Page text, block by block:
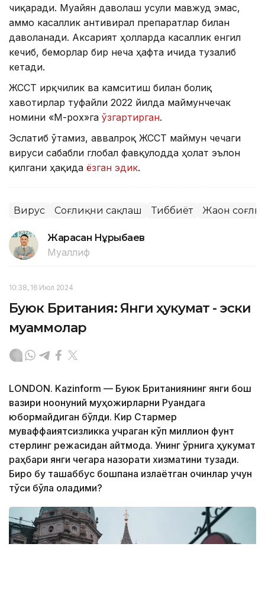
чиқаради. Муайян даволаш усули мавжуд эмас,
аммо касаллик антивирал препаратлар билан
даволанади. Аксарият ҳолларда касаллик енгил
кечиб, беморлар бир неча ҳафта ичида тузалиб
кетади.
ЖССТ ирқчилик ва камситиш билан боғлиқ
хавотирлар туфайли 2022 йилда маймунчечак
номини «М-pox»га ўзгартирган.
Эслатиб ўтамиз, аввалроқ ЖССТ маймун чечаги
вируси сабабли глобал фавқулодда ҳолат эълон
қилгани ҳақида ёзган эдик.
Вирус Соғлиқни сақлаш Тиббиёт Жаҳон
Жарасқан Нұрыбаев
Муаллиф
10:38, 16 Июл 2024
Буюк Британия: Янги ҳукумат - эски
муаммолар
LONDON. Kazinform — Буюк Британиянинг янги бош
вазири ноқонуний муҳожирларни Руандага
юбормайдиган бўлди. Кир Стармер
муваффақиятсизликка учраган кўп миллион фунт
стерлинг режасидан қайтмоқда. Унинг ўрнига ҳукумат
раҳбари янги чегара назорати хизматини тузади.
Бироқ бу ташаббус бошпана излаётган қочқинлар учун
тўсиқ бўла оладими?